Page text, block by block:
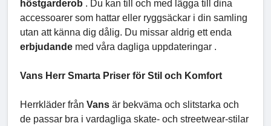
höstgarderob . Du kan till och med lägga till dina
accessoarer som hattar eller ryggsäckar i din samling
utan att känna dig dålig. Du missar aldrig ett enda
erbjudande med våra dagliga uppdateringar .
Vans Herr Smarta Priser för Stil och Komfort
Herrkläder från Vans är bekväma och slitstarka och
de passar bra i vardagliga skate- och streetwear-stilar